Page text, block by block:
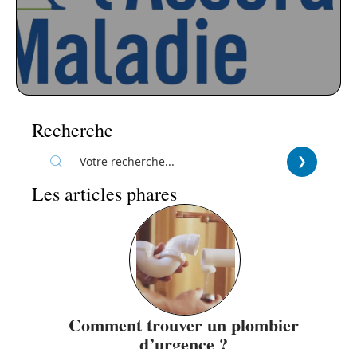
Recherche
Les articles phares
Comment trouver un plombier
d’urgence ?